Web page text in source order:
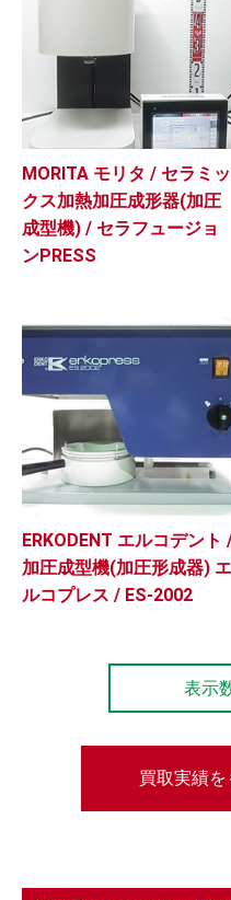
MORITA モリタ / セラミッ
クス加熱加圧成形器(加圧
成型機) / セラフュージョ
ンPRESS
ERKODENT エルコデント
加圧成型機(加圧形成器) エ
ルコプレス / ES-2002
表示
買取実績